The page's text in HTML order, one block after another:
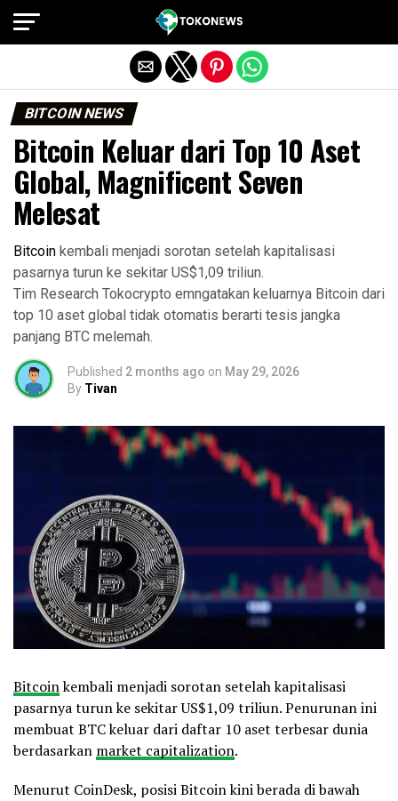
BITCOIN NEWS
Bitcoin Keluar dari Top 10 Aset
Global, Magnificent Seven
Melesat
Bitcoin kembali menjadi sorotan setelah kapitalisasi
pasarnya turun ke sekitar US$1,09 triliun.
Tim Research Tokocrypto emngatakan keluarnya Bitcoin dari
top 10 aset global tidak otomatis berarti tesis jangka
panjang BTC melemah.
Published 2 months ago on May 29, 2026
By Tivan
Bitcoinkembali menjadi sorotan setelah kapitalisasi
pasarnya turun ke sekitar US$1,09 triliun. Penurunan ini
membuat BTC keluar dari daftar 10 aset terbesar dunia
berdasarkan market capitalization.
Menurut CoinDesk, posisi Bitcoin kini berada di bawah
Exit mobile version